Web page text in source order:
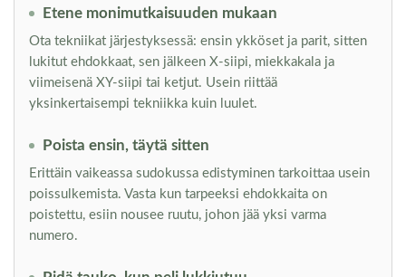
Etene monimutkaisuuden mukaan
Ota tekniikat järjestyksessä: ensin ykköset ja parit, sitten
lukitut ehdokkaat, sen jälkeen X-siipi, miekkakala ja
viimeisenä XY-siipi tai ketjut. Usein riittää
yksinkertaisempi tekniikka kuin luulet.
Poista ensin, täytä sitten
Erittäin vaikeassa sudokussa edistyminen tarkoittaa usein
poissulkemista. Vasta kun tarpeeksi ehdokkaita on
poistettu, esiin nousee ruutu, johon jää yksi varma
numero.